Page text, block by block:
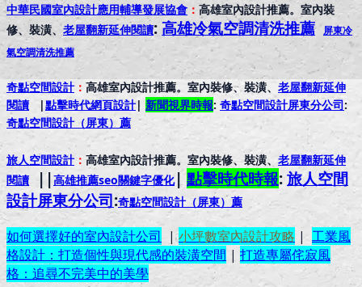
中華民國室內設計應用輔導發展協會 ： 高雄室內設計推薦。室內裝
修、裝潢、老屋翻新延伸閱讀: 高雄冷氣空調清洗推薦 屏東冷
氣空調清洗推薦
奇點空間設計： 高雄室內設計推薦。室內裝修、裝潢、 老屋翻新延伸
閱讀 |點擊時代網頁設計| 新聞視界時報: 奇點空間設計屏東分公司:
奇點空間設計（屏東） 薦
旅人空間設計： 高雄室內設計推薦。室內裝修、裝潢、老屋翻新延伸
閱讀
||高雄推薦seo關鍵字優化|點擊時代時報: 旅人空間
設計屏東分公司:奇點空間設計（屏東）薦
如何選擇好的室內設計公司 |小坪數室內設計攻略 | 工業風
格設計：打造個性與現代感的裝潢空間 | 打造專屬侘寂風
格：追尋不完美中的美學